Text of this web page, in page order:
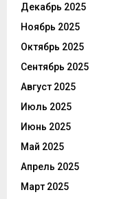
Декабрь 2025
Ноябрь 2025
Октябрь 2025
Сентябрь 2025
Август 2025
Июль 2025
Июнь 2025
Май 2025
Апрель 2025
Март 2025